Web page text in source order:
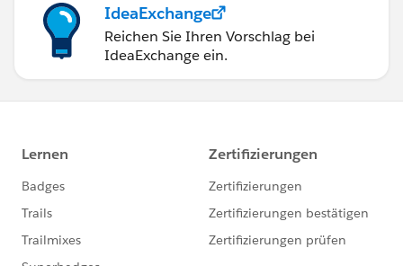
IdeaExchange
Reichen Sie Ihren Vorschlag bei
IdeaExchange ein.